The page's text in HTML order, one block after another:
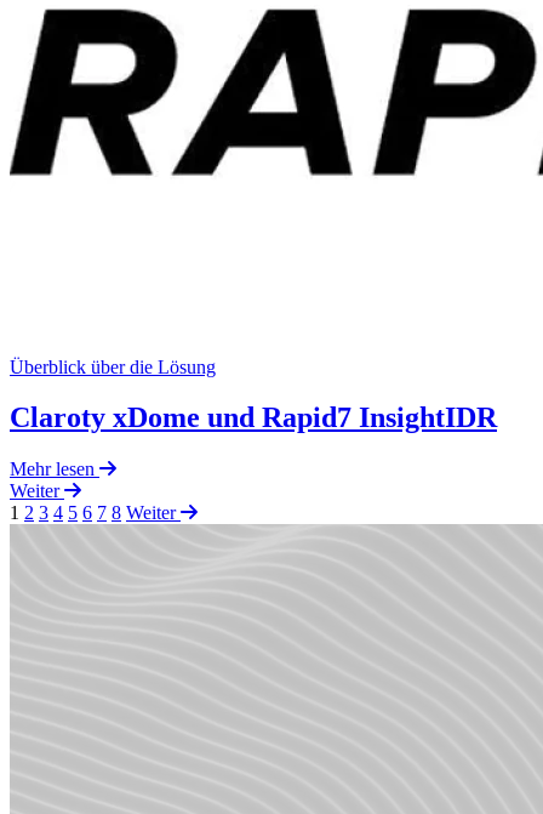
Überblick über die Lösung
Claroty xDome und Rapid7 InsightIDR
Mehr lesen
Weiter
1 2 3 4 5 6 7 8 Weiter